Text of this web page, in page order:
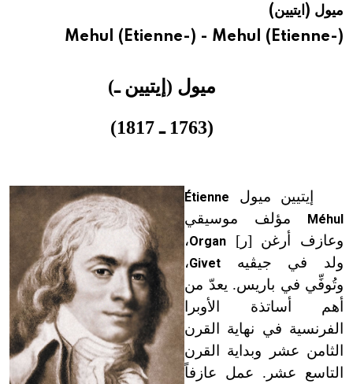
هيئة الموسوعة العربية تطلق موسوعات جديدة في عام 2026ميول (ايتيين)
Mehul (Etienne-) - Mehul (Etienne-)
ميول (إيتيين ـ)
(1763 ـ 1817)
إيتيين ميول
Étienne
Méhul
مؤلف موسيقي
وعازف أرغن [ر] Organ،
ولد في جيڤيه Givet،
وتُوفِّي في باريس. يعدّ من
أهم أساتذة الأوبرا
الفرنسية في نهاية القرن
الثامن عشر وبداية القرن
التاسع عشر. عمل عازفاً